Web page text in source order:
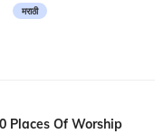
मराठी
Places Of Worship